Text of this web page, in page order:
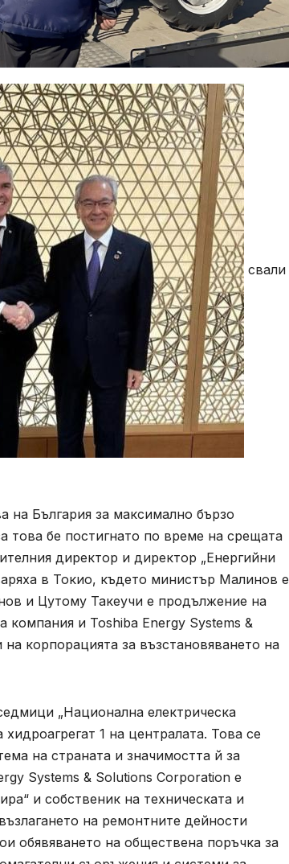
свали
на България за максимално бързо
това бе постигнато по време на срещата
директор и директор „Енергийни
в Токио, където министър Малинов е
и Цутому Такеучи е продължение на
и Toshiba Energy Systems &
корпорацията за възстановяването на
„Национална електрическа
1 на централата. Това се
на страната и значимостта й за
Systems & Solutions Corporation е
и собственик на техническата и
на ремонтните дейности
обявяването на обществена поръчка за